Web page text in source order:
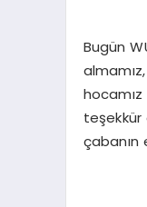
Bugün
teşekkür
çabanın